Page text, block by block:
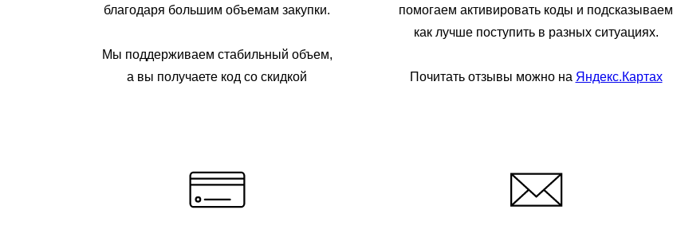
благодаря большим объемам закупки.
Мы поддерживаем стабильный объем,
а вы получаете код со скидкой
помогаем активировать коды и подсказываем
как лучше поступить в разных ситуациях.
Почитать отзывы можно на Яндекс.Картах